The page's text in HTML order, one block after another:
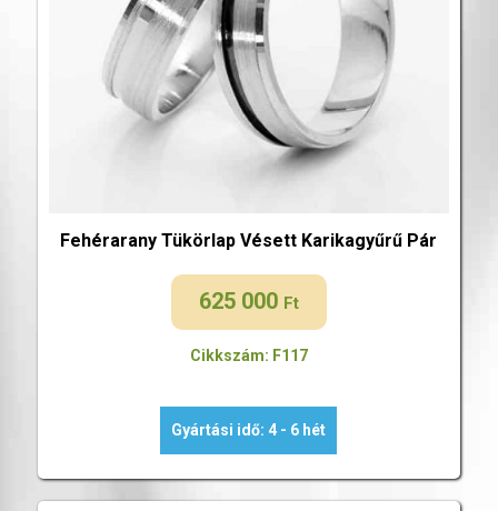
Fehérarany Tükörlap Vésett Karikagyűrű Pár
625 000 Ft
Cikkszám: F117
Gyártási idő: 4 - 6 hét